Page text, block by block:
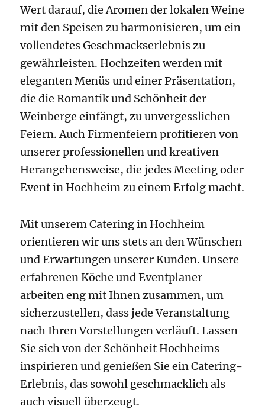
Wert darauf, die Aromen der lokalen Weine
mit den Speisen zu harmonisieren, um ein
vollendetes Geschmackserlebnis zu
gewährleisten. Hochzeiten werden mit
eleganten Menüs und einer Präsentation,
die die Romantik und Schönheit der
Weinberge einfängt, zu unvergesslichen
Feiern. Auch Firmenfeiern profitieren von
unserer professionellen und kreativen
Herangehensweise, die jedes Meeting oder
Event in Hochheim zu einem Erfolg macht.
Mit unserem Catering in Hochheim
orientieren wir uns stets an den Wünschen
und Erwartungen unserer Kunden. Unsere
erfahrenen Köche und Eventplaner
arbeiten eng mit Ihnen zusammen, um
sicherzustellen, dass jede Veranstaltung
nach Ihren Vorstellungen verläuft. Lassen
Sie sich von der Schönheit Hochheims
inspirieren und genießen Sie ein Catering-
Erlebnis, das sowohl geschmacklich als
auch visuell überzeugt.